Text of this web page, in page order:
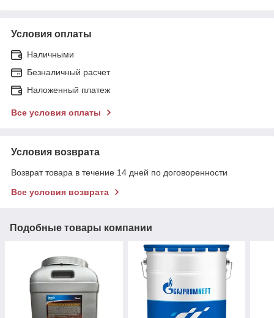
Условия оплаты
Наличными
Безналичный расчет
Наложенный платеж
Все условия оплаты
Условия возврата
Возврат товара в течение 14 дней по договоренности
Все условия возврата
Подобные товары компании